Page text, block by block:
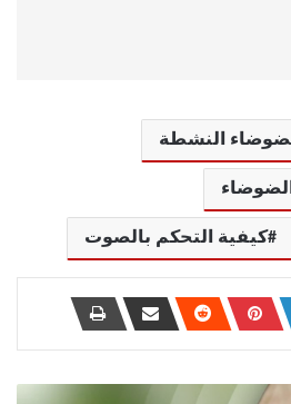
الضوضاء النشطة
كيفية التحكم بالصوت